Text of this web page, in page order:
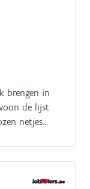
brengen in
de lijst
netjes